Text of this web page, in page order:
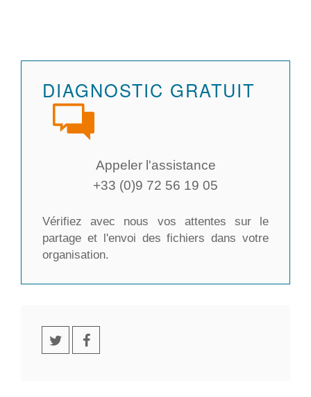
DIAGNOSTIC GRATUIT
Appeler l'assistance
+33 (0)9 72 56 19 05
Vérifiez avec nous vos attentes sur le
partage et l'envoi des fichiers dans votre
organisation.